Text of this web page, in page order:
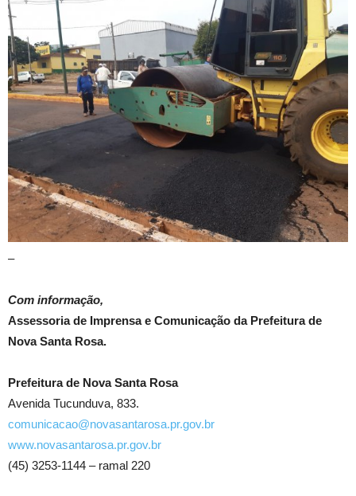
–
Com informação,
Assessoria de Imprensa e Comunicação da Prefeitura de
Nova Santa Rosa.
Prefeitura de Nova Santa Rosa
Avenida Tucunduva, 833.
comunicacao@novasantarosa.pr.gov.br
www.novasantarosa.pr.gov.br
(45) 3253-1144 – ramal 220